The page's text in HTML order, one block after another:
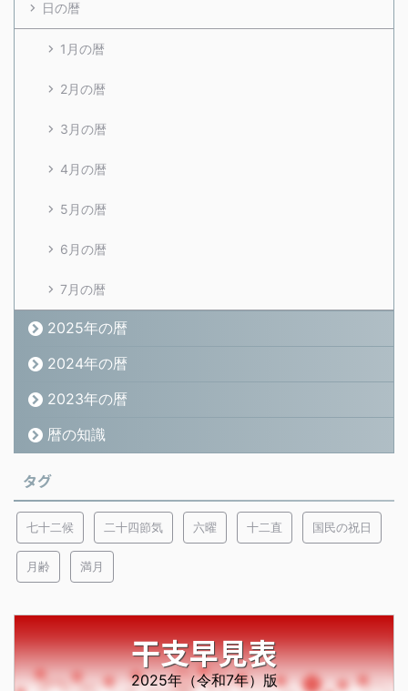
日の暦
1月の暦
2月の暦
3月の暦
4月の暦
5月の暦
6月の暦
7月の暦
2025年の暦
2024年の暦
2023年の暦
暦の知識
タグ
七十二候 二十四節気 六曜 十二直 国民の祝日
月齢 満月
干支早見表
2025年（令和7年）版